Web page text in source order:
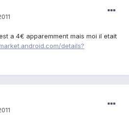
a 4€ apparemment mais moi il etait
details?